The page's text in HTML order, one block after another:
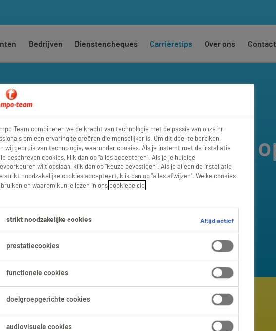
Bedrijven Dienstencheques Carrièretips Over ons Contact
De leukste jobs
wat je
Lees
eruit
je
jouw de
Team combineren we de kracht van technologie met de passie van onze hr-
om een ervaring te creëren die menselijker is. Om dit doel te bereiken,
wij gebruik van technologie, waaronder cookies. Als je instemt met de installatie
beschreven cookies, klik dan op "alles accepteren". Als je je huidige
wilt opslaan, klik dan op "keuze bevestigen". Als je alleen de installatie
strikt noodzakelijke cookies accepteert, klik dan op "alles afwijzen". Welke cookies
en waarom kun je lezen in onscookiebeleid.
strikt noodzakelijke cookies Altijd actief
prestatiecookies
functionele cookies
doelgroepgerichte cookies
audiovisuele cookies